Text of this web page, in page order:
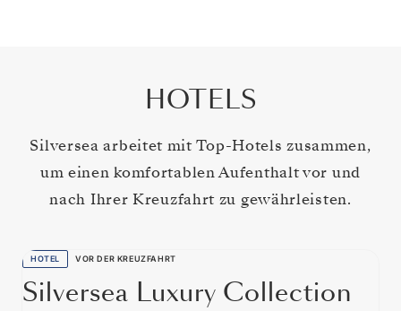
HOTELS
Silversea arbeitet mit Top-Hotels zusammen,
um einen komfortablen Aufenthalt vor und
nach Ihrer Kreuzfahrt zu gewährleisten.
HOTEL VOR DER KREUZFAHRT
Silversea Luxury Collection